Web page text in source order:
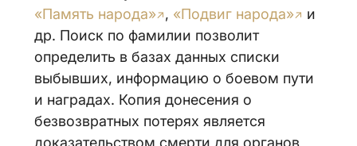
«Память народа» , «Подвиг народа»
и
др. Поиск по фамилии позволит
определить в базах данных списки
выбывших, информацию о боевом пути
и наградах. Копия донесения о
безвозвратных потерях является
доказательством смерти для органов